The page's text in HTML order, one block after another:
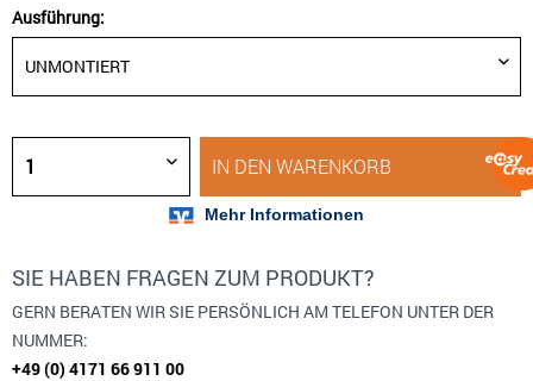
Ausführung:
IN DEN WARENKORB
SIE HABEN FRAGEN ZUM PRODUKT?
GERN BERATEN WIR SIE PERSÖNLICH AM TELEFON UNTER DER
NUMMER:
+49 (0) 4171 66 911 00